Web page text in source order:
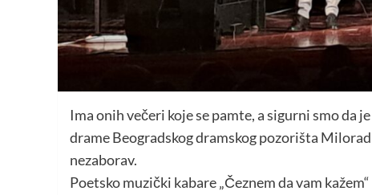
Ima onih večeri koje se pamte, a sigurni smo da
drame Beogradskog dramskog pozorišta
nezaborav.
Poetsko muzički kabare „Čeznem da vam